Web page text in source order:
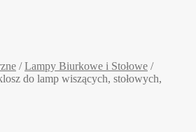
/Lampy Biurkowe i Stołowe /
do lamp wiszących, stołowych,